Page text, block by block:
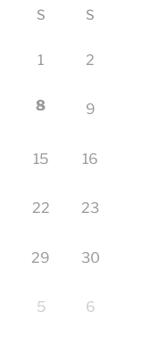
S S
1 2
8 9
15 16
22 23
29 30
5 6